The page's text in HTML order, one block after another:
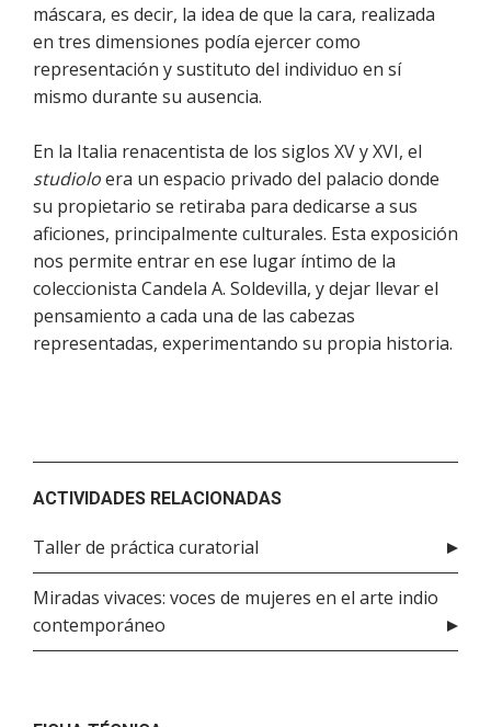
máscara, es decir, la idea de que la cara, realizada
en tres dimensiones podía ejercer como
representación y sustituto del individuo en sí
mismo durante su ausencia.
En la Italia renacentista de los siglos XV y XVI, el
studioloera un espacio privado del palacio donde
su propietario se retiraba para dedicarse a sus
aficiones, principalmente culturales. Esta exposición
nos permite entrar en ese lugar íntimo de la
coleccionista Candela A. Soldevilla, y dejar llevar el
pensamiento a cada una de las cabezas
representadas, experimentando su propia historia.
ACTIVIDADES RELACIONADAS
Taller de práctica curatorial
Miradas vivaces: voces de mujeres en el arte indio
contemporáneo